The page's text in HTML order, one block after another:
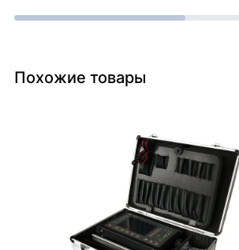
Похожие товары